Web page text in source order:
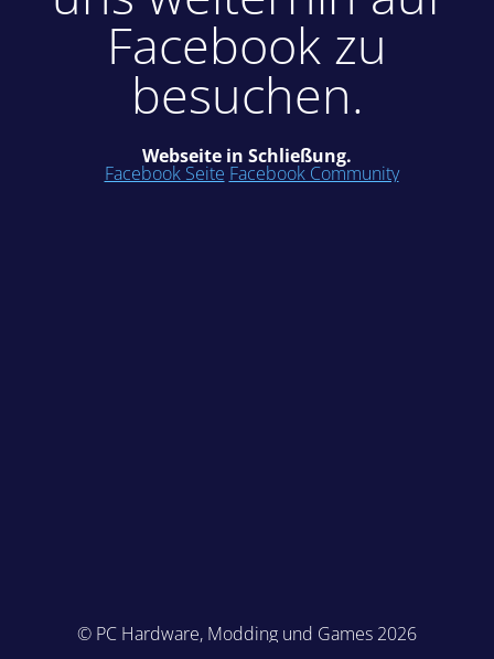
Facebook zu
besuchen.
Webseite in Schließung.
Facebook Seite Facebook Community
© PC Hardware, Modding und Games 2026